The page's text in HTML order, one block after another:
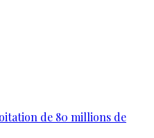
de 80 millions de